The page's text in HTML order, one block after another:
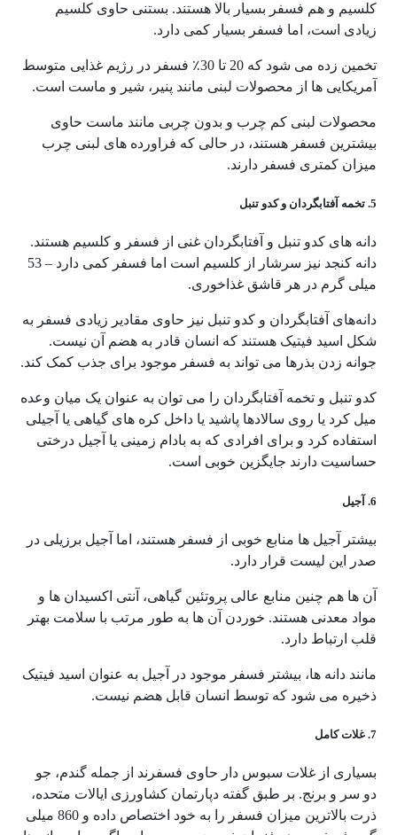
کلسیم و هم فسفر بسیار بالا هستند. بستنی حاوی کلسیم
زیادی است، اما فسفر بسیار کمی دارد.
تخمین زده می شود که 20 تا 30٪ فسفر در رژیم غذایی متوسط
​​آمریکایی ها از محصولات لبنی مانند پنیر، شیر و ماست است.
محصولات لبنی کم چرب و بدون چربی مانند ماست حاوی
بیشترین فسفر هستند، در حالی که فراورده های لبنی چرب
میزان کمتری فسفر دارند.
5. تخمه آفتابگردان و کدو تنبل
دانه های کدو تنبل و آفتابگردان غنی از فسفر و کلسیم هستند.
دانه کنجد نیز سرشار از کلسیم است اما فسفر کمی دارد – 53
میلی گرم در هر قاشق غذاخوری.
دانه‌های آفتابگردان و کدو تنبل نیز حاوی مقادیر زیادی فسفر به
شکل اسید فیتیک هستند که انسان قادر به هضم آن نیست.
جوانه زدن بذرها می تواند به فسفر موجود برای جذب کمک کند.
کدو تنبل و تخمه آفتابگردان را می توان به عنوان یک میان وعده
میل کرد یا روی سالادها پاشید یا داخل کره های گیاهی یا آجیلی
استفاده کرد و برای افرادی که به بادام زمینی یا آجیل درختی
حساسیت دارند جایگزین خوبی است.
6. آجیل
بیشتر آجیل ها منابع خوبی از فسفر هستند، اما آجیل برزیلی در
صدر این لیست قرار دارد.
آن ها هم چنین منابع عالی پروتئین گیاهی، آنتی اکسیدان ها و
مواد معدنی هستند. خوردن آن ها به طور مرتب با سلامت بهتر
قلب ارتباط دارد.
مانند دانه ها، بیشتر فسفر موجود در آجیل به عنوان اسید فیتیک
ذخیره می شود که توسط انسان قابل هضم نیست.
7. غلات کامل
بسیاری از غلات سبوس دار حاوی فسفرند از جمله گندم، جو
دو سر و برنج. بر طبق گفته دپارتمان کشاورزی ایالات متحده،
ذرت بالاترین میزان فسفر را به خود اختصاص داده و 860 میلی